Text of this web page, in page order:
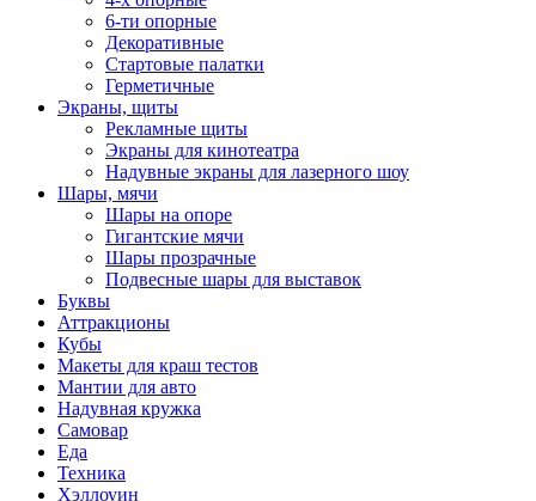
6-ти опорные
Декоративные
Стартовые палатки
Герметичные
Экраны, щиты
Рекламные щиты
Экраны для кинотеатра
Надувные экраны для лазерного шоу
Шары, мячи
Шары на опоре
Гигантские мячи
Шары прозрачные
Подвесные шары для выставок
Буквы
Аттракционы
Кубы
Макеты для краш тестов
Мантии для авто
Надувная кружка
Самовар
Еда
Техника
Хэллоуин